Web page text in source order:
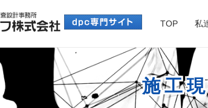
TOP 私
施工